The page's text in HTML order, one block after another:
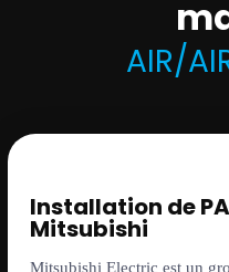
AIR/
Installation de
Mitsubishi
Mitsubishi Electric est un